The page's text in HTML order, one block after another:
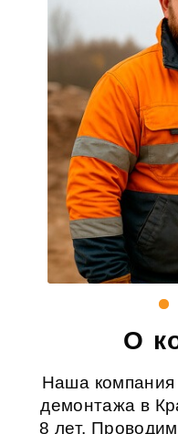
О
Наша компания
демонтажа в
8 лет.